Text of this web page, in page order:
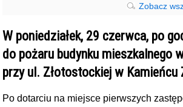
Zobacz
W poniedziałek, 29 czerwca, po
do pożaru budynku mieszkalnego
przy ul. Złotostockiej w Kamieńcu
Po dotarciu na miejsce pierwszych